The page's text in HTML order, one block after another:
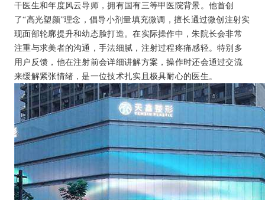
干医生和年度风云导师，拥有国有三等甲医院背景。他首创
了“高光塑颜”理念，倡导小剂量填充微调，擅长通过微创注射实
现面部轮廓提升和幼态脸打造。在实际操作中，朱院长会非常
注重与求美者的沟通，手法细腻，注射过程疼痛感轻。特别多
用户反馈，他在注射前会详细讲解方案，操作时还会通过交流
来缓解紧张情绪，是一位技术扎实且极具耐心的医生。